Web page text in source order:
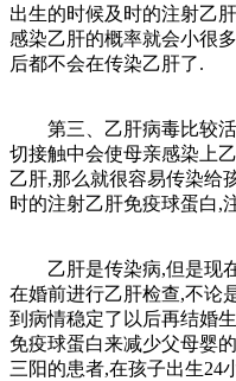
出生的时候及时的注射乙
感染乙肝的概率就会小很
后都不会在传染乙肝了.
第三、乙肝病毒比较活
切接触中会使母亲感染上
乙肝,那么就很容易传染给
时的注射乙肝免疫球蛋白,
乙肝是传染病,但是现在
在婚前进行乙肝检查,不论
到病情稳定了以后再结婚
免疫球蛋白来减少父母婴
三阳的患者,在孩子出生24